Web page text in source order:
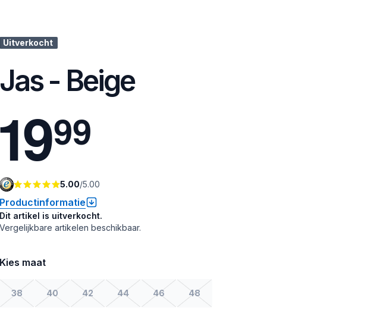
Uitverkocht
Jas - Beige
1999
5.00/5.00
Productinformatie
Dit artikel is uitverkocht.
Vergelijkbare artikelen beschikbaar.
Kies maat
38 40 42 44 46 48